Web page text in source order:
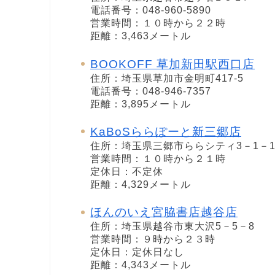
電話番号：048-960-5890
営業時間：１０時から２２時
距離：3,463メートル
BOOKOFF 草加新田駅西口店
住所：埼玉県草加市金明町417-5
電話番号：048-946-7357
距離：3,895メートル
KaBoSららぽーと新三郷店
住所：埼玉県三郷市ららシティ3－1－
営業時間：１０時から２１時
定休日：不定休
距離：4,329メートル
ほんのいえ宮脇書店越谷店
住所：埼玉県越谷市東大沢5－5－8
営業時間：９時から２３時
定休日：定休日なし
距離：4,343メートル